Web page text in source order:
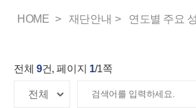
HOME 재단안내 연도별 주요
전체 9건, 페이지 1/1쪽